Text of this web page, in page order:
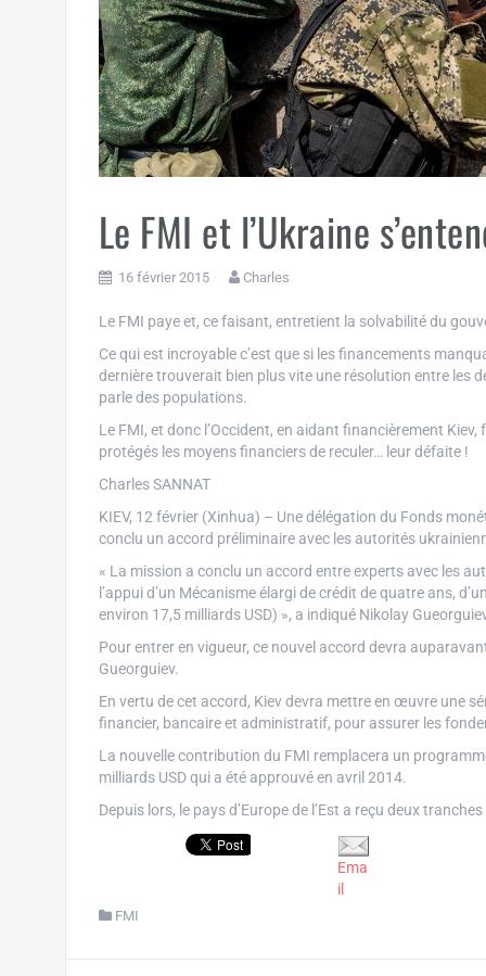
Le FMI et l’Ukraine
16 février 2015 Charles
Le FMI paye et, ce faisant, entretient la solvabilité du
Ce qui est incroyable c’est que si les financements
dernière trouverait bien plus vite une résolution entre les
parle des populations.
Le FMI, et donc l’Occident, en aidant financièrement
protégés les moyens financiers de reculer… leur défaite !
Charles SANNAT
KIEV, 12 février (Xinhua) – Une délégation du Fonds
conclu un accord préliminaire avec les autorités
« La mission a conclu un accord entre experts avec les
l’appui d’un Mécanisme élargi de crédit de quatre ans,
environ 17,5 milliards USD) », a indiqué Nikolay
Pour entrer en vigueur, ce nouvel accord devra
Gueorguiev.
En vertu de cet accord, Kiev devra mettre en œuvre une
financier, bancaire et administratif, pour assurer les
La nouvelle contribution du FMI remplacera un
milliards USD qui a été approuvé en avril 2014.
Depuis lors, le pays d’Europe de l’Est a reçu deux
Ema
il
FMI